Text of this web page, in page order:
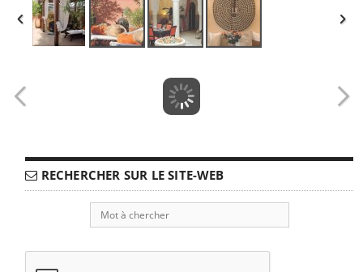
RECHERCHER SUR LE SITE-WEB